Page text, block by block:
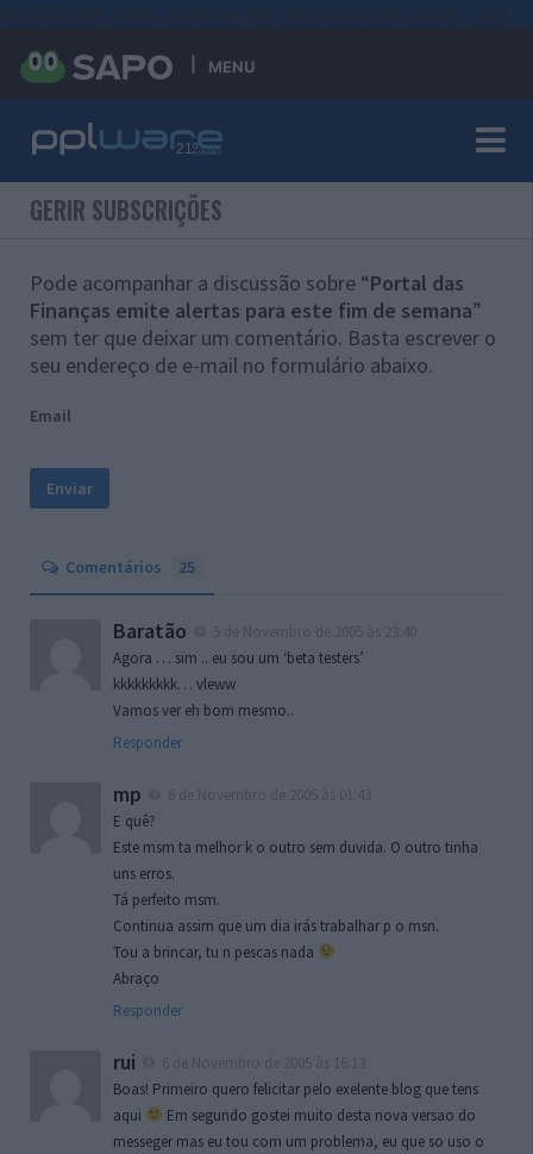
MENU
GERIR SUBSCRIÇÕES
Pode acompanhar a discussão sobre “Portal das
Finanças emite alertas para este fim de semana”
sem ter que deixar um comentário. Basta escrever o
seu endereço de e-mail no formulário abaixo.
Email
Comentários 25
Baratão
Agora … sim .. eu sou um ‘beta testers’
kkkkkkkkk… vleww
Vamos ver eh bom mesmo..
Responder
mp
E quê?
Este msm ta melhor k o outro sem duvida. O outro tinha
uns erros.
Tá perfeito msm.
Continua assim que um dia irás trabalhar p o msn.
Tou a brincar, tu n pescas nada
Abraço
Responder
rui
Boas! Primeiro quero felicitar pelo exelente blog que tens
aqui
Em segundo gostei muito desta nova versao do
messeger mas eu tou com um problema, eu que so uso o